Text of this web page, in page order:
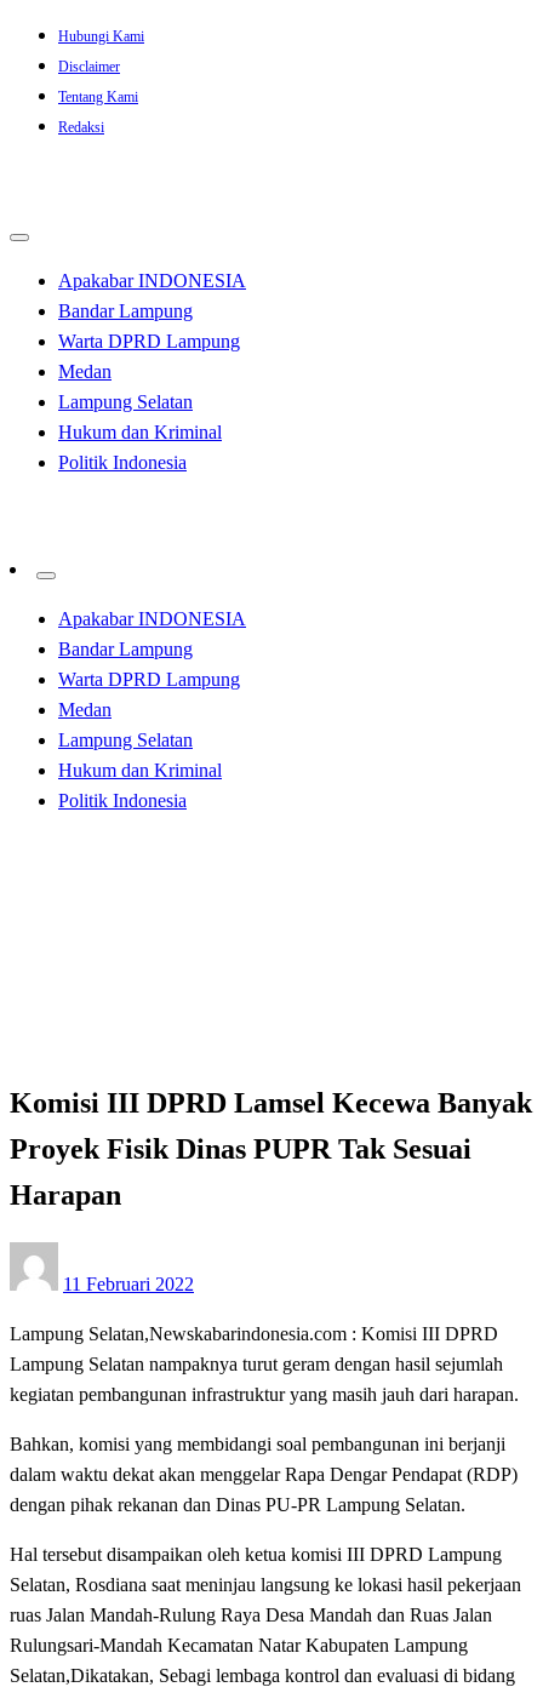
Skip
content
Hubungi Kami
Disclaimer
Tentang Kami
Redaksi
Apakabar INDONESIA
Bandar Lampung
Warta DPRD Lampung
Medan
Lampung Selatan
Hukum dan Kriminal
Politik Indonesia
Apakabar INDONESIA
Bandar Lampung
Warta DPRD Lampung
Medan
Lampung Selatan
Hukum dan Kriminal
Politik Indonesia
Komisi III DPRD Lamsel Kecewa Banyak
Proyek Fisik Dinas PUPR Tak Sesuai
Harapan
on
11 Februari 2022
Lampung Selatan,Newskabarindonesia.com : Komisi III DPRD
Lampung Selatan nampaknya turut geram dengan hasil sejumlah
kegiatan pembangunan infrastruktur yang masih jauh dari harapan.
Bahkan, komisi yang membidangi soal pembangunan ini berjanji
dalam waktu dekat akan menggelar Rapa Dengar Pendapat (RDP)
dengan pihak rekanan dan Dinas PU-PR Lampung Selatan.
Hal tersebut disampaikan oleh ketua komisi III DPRD Lampung
Selatan, Rosdiana saat meninjau langsung ke lokasi hasil pekerjaan
ruas Jalan Mandah-Rulung Raya Desa Mandah dan Ruas Jalan
Rulungsari-Mandah Kecamatan Natar Kabupaten Lampung
Selatan,Dikatakan, Sebagi lembaga kontrol dan evaluasi di bidang